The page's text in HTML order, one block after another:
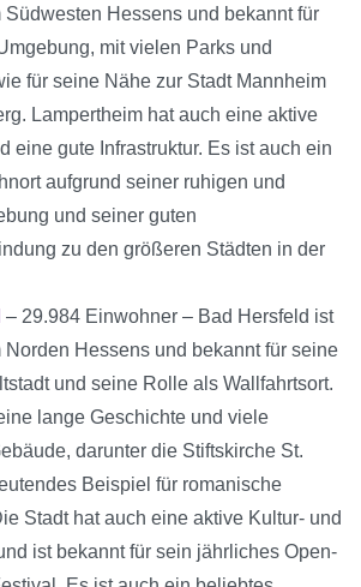
Südwesten Hessens und bekannt für
mit vielen Parks und
für seine Nähe zur Stadt Mannheim
Lampertheim hat auch eine aktive
eine gute Infrastruktur. Es ist auch ein
aufgrund seiner ruhigen und
und seiner guten
zu den größeren Städten in der
– 29.984 Einwohner – Bad Hersfeld ist
Norden Hessens und bekannt für seine
und seine Rolle als Wallfahrtsort.
lange Geschichte und viele
darunter die Stiftskirche St.
Beispiel für romanische
Stadt hat auch eine aktive Kultur- und
ist bekannt für sein jährliches Open-